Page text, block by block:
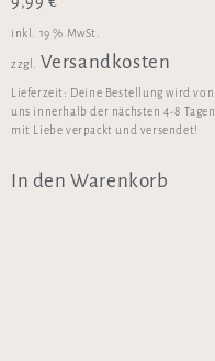
inkl. 19 % MwSt.
zzgl. Versandkosten
Lieferzeit: Deine Bestellung wird von
uns innerhalb der nächsten 4-8 Tagen
mit Liebe verpackt und versendet!
In den Warenkorb